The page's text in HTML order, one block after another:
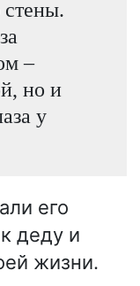
–
но и
у
его
деду и
жизни.